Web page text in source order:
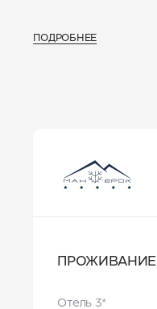
ПОДРОБНЕЕ
ПРОЖИВАНИЕ
Отель 3*